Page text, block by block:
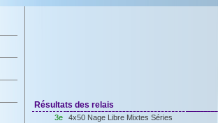
Résultats des relais
3e
4x50 Nage Libre Mixtes Séries